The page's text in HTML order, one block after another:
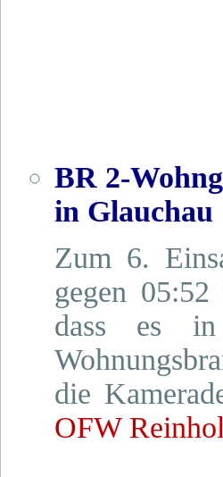
BR 2-
in Glauchau
Zum 6.
gegen
dass es
die
OFW